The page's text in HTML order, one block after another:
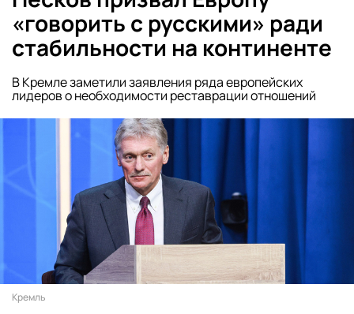
«говорить с русскими» ради
стабильности на континенте
В Кремле заметили заявления ряда европейских
лидеров о необходимости реставрации отношений
Кремль